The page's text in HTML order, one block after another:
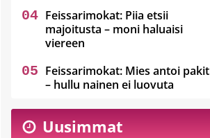
Feissarimokat: Piia etsii
majoitusta – moni haluaisi
viereen
Feissarimokat: Mies antoi pakit
– hullu nainen ei luovuta
Uusimmat